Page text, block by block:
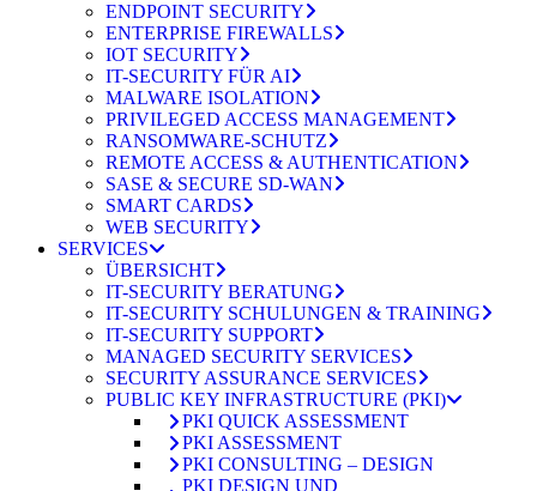
ENDPOINT SECURITY
ENTERPRISE FIREWALLS
IOT SECURITY
IT-SECURITY FÜR AI
MALWARE ISOLATION
PRIVILEGED ACCESS MANAGEMENT
RANSOMWARE-SCHUTZ
REMOTE ACCESS & AUTHENTICATION
SASE & SECURE SD-WAN
SMART CARDS
WEB SECURITY
SERVICES
ÜBERSICHT
IT-SECURITY BERATUNG
IT-SECURITY SCHULUNGEN & TRAINING
IT-SECURITY SUPPORT
MANAGED SECURITY SERVICES
SECURITY ASSURANCE SERVICES
PUBLIC KEY INFRASTRUCTURE (PKI)
PKI QUICK ASSESSMENT
PKI ASSESSMENT
PKI CONSULTING – DESIGN
PKI DESIGN UND